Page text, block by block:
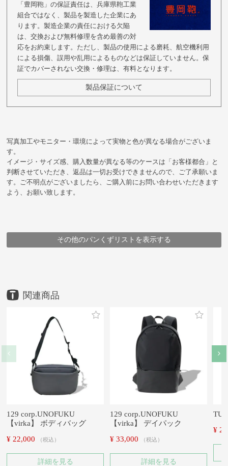
「豊岡鞄」の保証責任は、兵庫県鞄工業
組合ではなく、製品を製造した企業にあ
ります。製造企業の責任における欠陥
は、交換および無料修理を含め最善の対
応をお約束します。ただし、製品の使用による磨耗、航空機利用
による損傷、誤用や乱用によるものなどは保証していません。保
証でカバーされない交換・修理は、有料となります。
製品保証について
写真加工やモニター・環境によって実物と色が異なる場合がございま
す。
イメージ・サイズ感、購入数量が異なる等のケースは「お客様都合」と
判断させていただき、返品は一切お受けできませんので、ご了承願いま
す。ご不明点がございましたら、ご購入前にお問い合わせいただきます
よう、お願い致します。
その他のパンくずリストを表示する
129 corp.UNOFUKU
【virka】 ボディバッグ
¥ 22,000 税込
詳細を見る
129 corp.UNOFUKU
【virka】 デイパック
¥ 33,000 税込
詳細を見る
¥